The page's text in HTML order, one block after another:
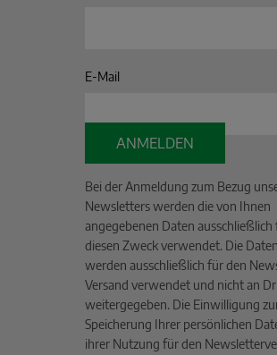
E-Mail
ANMELDEN
Bei der Anmeldung zum Bezug
Newsletters werden die von Ihnen
angegebenen Daten ausschließlich
diesen Zweck verwendet. Die Daten
werden ausschließlich für den
Versand verwendet und nicht an
weitergegeben. Die Einwilligung
Speicherung Ihrer persönlichen
ihrer Nutzung für den